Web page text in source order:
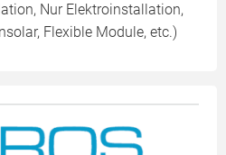
Nur Elektroinstallation,
Flexible Module, etc.)